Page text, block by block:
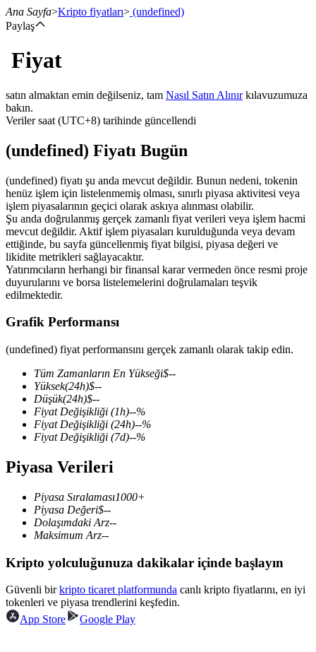
Vadeli İşlemler
USDT Vadeli İşlemleri
Teminat olarak USDT kullanan vadeli işlemler
COIN-M Vadeli İşlemleri
Kripto Para Vadeli İşlemleri
USDC Vadeli İşlemleri
Ana Sayfa>Kripto fiyatları> (undefined)
Paylaş
Fiyat
satın almaktan emin değilseniz, tam Nasıl Satın Alınırkılavuzumuza
bakın.
Veriler saat (UTC+8) tarihinde güncellendi
(undefined) Fiyatı Bugün
(undefined) fiyatı şu anda mevcut değildir. Bunun nedeni, tokenin
henüz işlem için listelenmemiş olması, sınırlı piyasa aktivitesi veya
işlem piyasalarının geçici olarak askıya alınması olabilir.
Şu anda doğrulanmış gerçek zamanlı fiyat verileri veya işlem hacmi
mevcut değildir. Aktif işlem piyasaları kurulduğunda veya devam
ettiğinde, bu sayfa güncellenmiş fiyat bilgisi, piyasa değeri ve
likidite metrikleri sağlayacaktır.
Yatırımcıların herhangi bir finansal karar vermeden önce resmi proje
duyurularını ve borsa listelemelerini doğrulamaları teşvik
edilmektedir.
Grafik Performansı
(undefined) fiyat performansını gerçek zamanlı olarak takip edin.
Tüm Zamanların En Yükseği$--
Yüksek(24h)$--
Düşük(24h)$--
Fiyat Değişikliği (1h)--%
Fiyat Değişikliği (24h)--%
Fiyat Değişikliği (7d)--%
Piyasa Verileri
Piyasa Sıralaması1000+
Piyasa Değeri$--
Dolaşımdaki Arz--
Maksimum Arz--
Kripto yolculuğunuza dakikalar içinde başlayın
Güvenli birkripto ticaret platformunda canlı kripto fiyatlarını, en iyi
tokenleri ve piyasa trendlerini keşfedin.
App Store
Google Play